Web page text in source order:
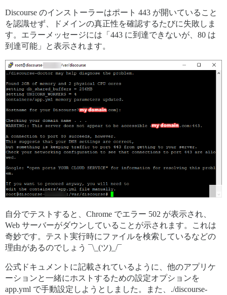
Discourse のインストーラーはポート 443 が開いていること
を認識せず、ドメインの真正性を確認するたびに失敗しま
す。エラーメッセージには「443 に到達できないが、80 は
到達可能」と表示されます。
自分でテストすると、Chrome でエラー 502 が表示され、
Web サーバーがダウンしていることが示されます。これは
奇妙です。テスト実行時にファイルを検索しているなどの
理由があるのでしょう ¯\_(ツ)_/¯
公式ドキュメントに記載されているように、他のアプリケ
ーションと一緒にホストするための設定オプションを
app.yml で手動設定しようとしました。また、./discourse-